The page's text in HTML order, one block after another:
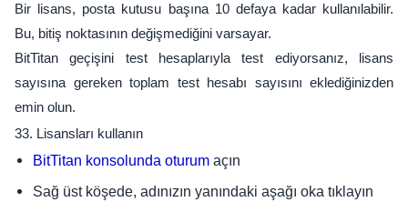
Bir lisans, posta kutusu başına 10 defaya kadar kullanılabilir.
Bu, bitiş noktasının değişmediğini varsayar.
BitTitan geçişini test hesaplarıyla test ediyorsanız, lisans
sayısına gereken toplam test hesabı sayısını eklediğinizden
emin olun.
33. Lisansları kullanın
BitTitan konsolunda oturum açın
Sağ üst köşede, adınızın yanındaki aşağı oka tıklayın